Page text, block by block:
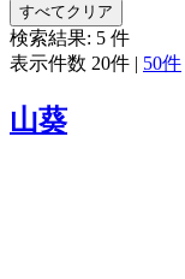
すべてクリア
検索結果: 5 件
表示件数 20件 | 50件
山葵